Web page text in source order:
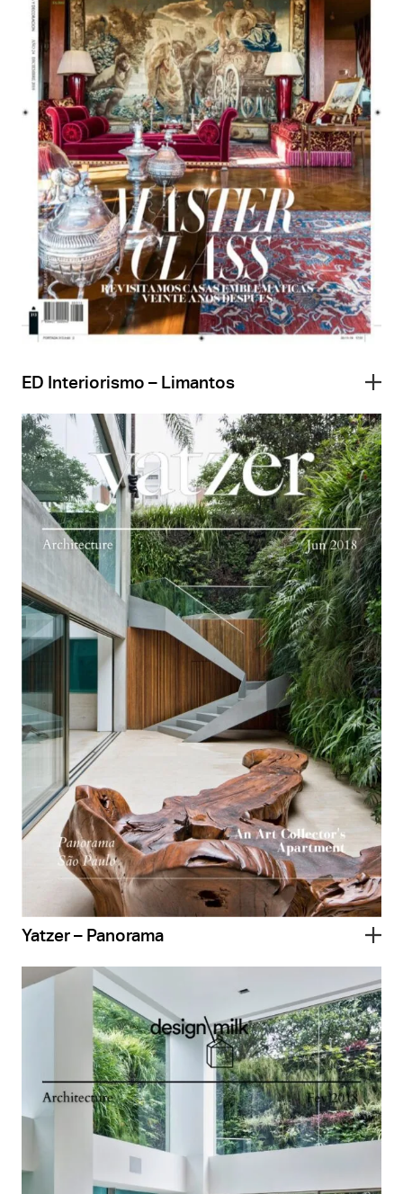
ED Interiorismo – Limantos
Yatzer – Panorama